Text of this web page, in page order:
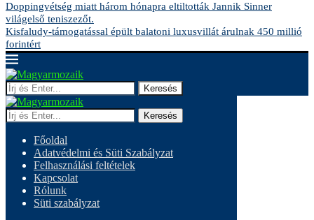
Doppingvétség miatt három hónapra eltiltották Jannik Sinner
világelső teniszezőt.
Kisfaludy-támogatással épült balatoni luxusvillát árulnak 450 millió
forintért
Keresés
Keresés
Főoldal
Adatvédelmi és Süti Szabályzat
Felhasználási feltételek
Kapcsolat
Rólunk
Süti szabályzat